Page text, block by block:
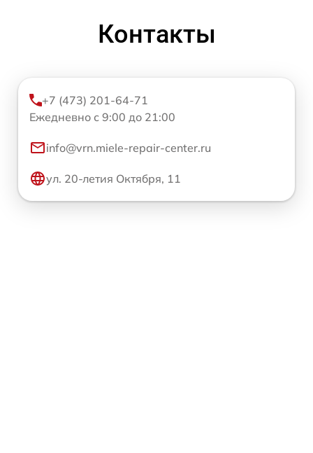
Контакты
+7 (473) 201-64-71
Ежедневно с 9:00 до 21:00
info@vrn.miele-repair-center.ru
ул. 20-летия Октября, 11